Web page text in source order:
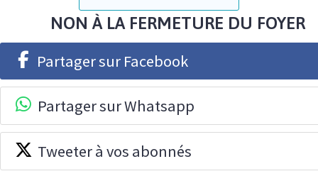
NON À LA FERMETURE DU FOYER
Partager sur Facebook
Partager sur Whatsapp
Tweeter à vos abonnés